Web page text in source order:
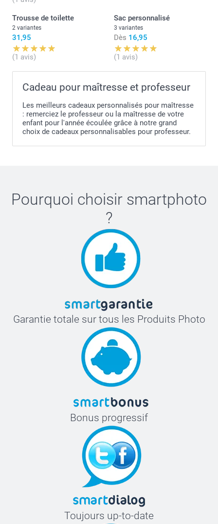
Trousse de toilette
2 variantes
31,95
(1 avis)
Sac personnalisé
3 variantes
Dès 16,95
(1 avis)
Cadeau pour maîtresse et professeur
Les meilleurs cadeaux personnalisés pour maîtresse
: remerciez le professeur ou la maîtresse de votre
enfant pour l'année écoulée grâce à notre grand
choix de cadeaux personnalisables pour professeur.
Pourquoi choisir smartphoto
?
Garantie totale sur tous les Produits Photo
Bonus progressif
Toujours up-to-date